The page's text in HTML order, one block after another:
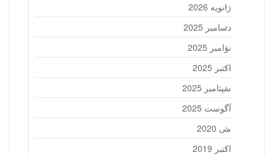
ژانویه 2026
دسامبر 2025
نوامبر 2025
اکتبر 2025
سپتامبر 2025
آگوست 2025
می 2020
اکتبر 2019